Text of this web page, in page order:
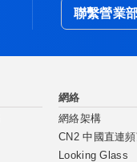
聯繫營業
網絡
網絡架構
CN2 中國直連
Looking Glass